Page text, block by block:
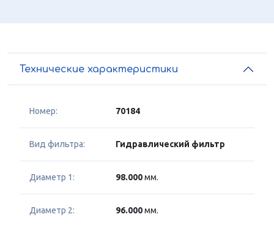
Технические характеристики
Номер: 70184
Вид фильтра: Гидравлический фильтр
Диаметр 1: 98.000мм.
Диаметр 2: 96.000мм.